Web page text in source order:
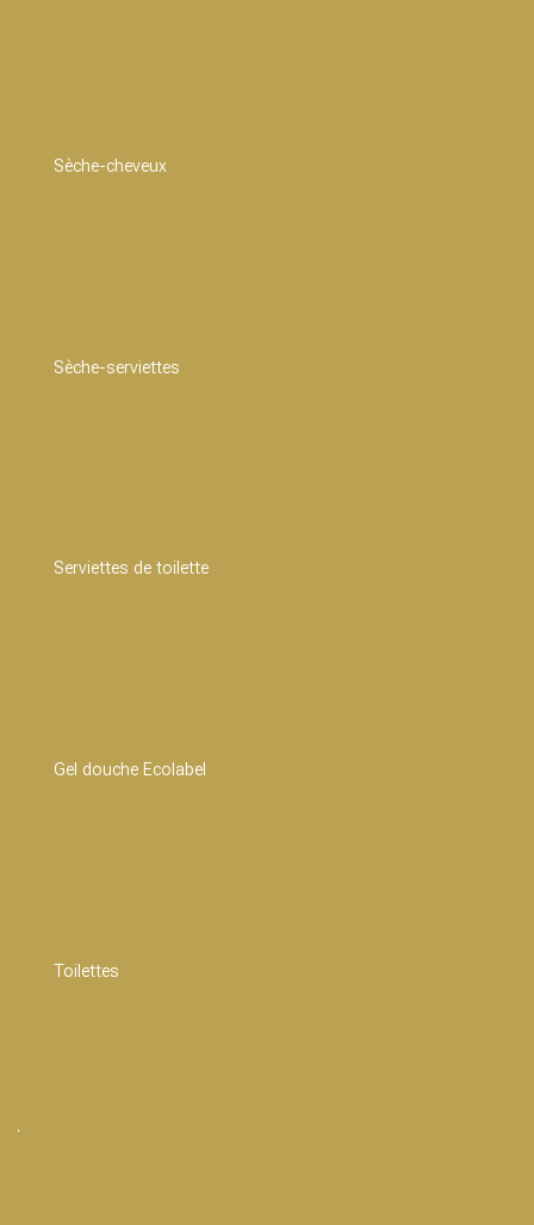
Sèche-cheveux
Sèche-serviettes
Serviettes de toilette
Gel douche Ecolabel
Toilettes